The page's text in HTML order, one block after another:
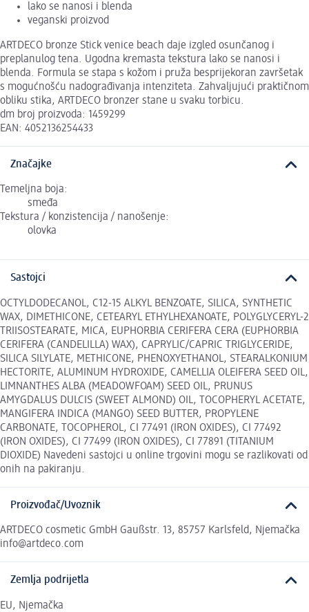
lako se nanosi i blenda
veganski proizvod
ARTDECO bronze Stick venice beach daje izgled osunčanog i
preplanulog tena. Ugodna kremasta tekstura lako se nanosi i
blenda. Formula se stapa s kožom i pruža besprijekoran završetak
s mogućnošću nadograđivanja intenziteta. Zahvaljujući praktičnom
obliku stika, ARTDECO bronzer stane u svaku torbicu.
dm broj proizvoda: 1459299
EAN: 4052136254433
Značajke
Temeljna boja:
smeđa
Tekstura / konzistencija / nanošenje:
olovka
Sastojci
OCTYLDODECANOL, C12-15 ALKYL BENZOATE, SILICA, SYNTHETIC
WAX, DIMETHICONE, CETEARYL ETHYLHEXANOATE, POLYGLYCERYL-2
TRIISOSTEARATE, MICA, EUPHORBIA CERIFERA CERA (EUPHORBIA
CERIFERA (CANDELILLA) WAX), CAPRYLIC/CAPRIC TRIGLYCERIDE,
SILICA SILYLATE, METHICONE, PHENOXYETHANOL, STEARALKONIUM
HECTORITE, ALUMINUM HYDROXIDE, CAMELLIA OLEIFERA SEED OIL,
LIMNANTHES ALBA (MEADOWFOAM) SEED OIL, PRUNUS
AMYGDALUS DULCIS (SWEET ALMOND) OIL, TOCOPHERYL ACETATE,
MANGIFERA INDICA (MANGO) SEED BUTTER, PROPYLENE
CARBONATE, TOCOPHEROL, CI 77491 (IRON OXIDES), CI 77492
(IRON OXIDES), CI 77499 (IRON OXIDES), CI 77891 (TITANIUM
DIOXIDE) Navedeni sastojci u online trgovini mogu se razlikovati od
onih na pakiranju.
Proizvođač/Uvoznik
ARTDECO cosmetic GmbH Gaußstr. 13, 85757 Karlsfeld, Njemačka
info@artdeco.com
Zemlja podrijetla
EU, Njemačka